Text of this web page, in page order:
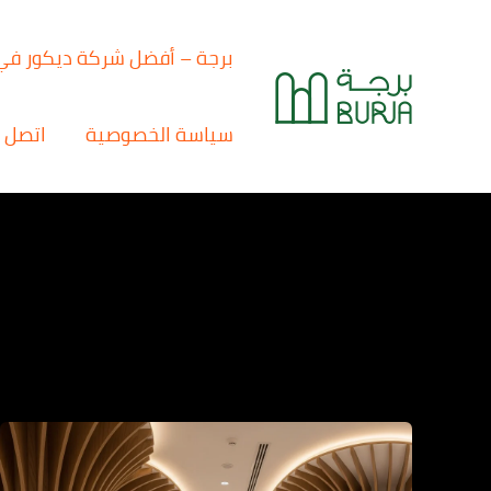
برجة – أفضل شركة ديكور
سياسة الخصوصية اتصل